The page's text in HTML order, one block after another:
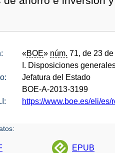
«BOE» núm. 71, de 23
I. Disposiciones
Jefatura del Estado
BOE-A-2013-3199
https://www.boe.es/eli/es/
EPUB